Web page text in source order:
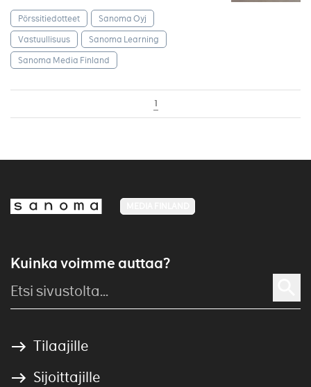
Pörssitiedotteet
Sanoma Oyj
Vastuullisuus
Sanoma Learning
Sanoma Media Finland
1
Kuinka voimme auttaa?
Tilaajille
Sijoittajille